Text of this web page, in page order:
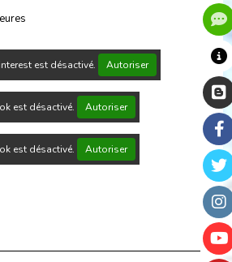
est désactivé. Autoriser
est désactivé. Autoriser
est désactivé. Autoriser